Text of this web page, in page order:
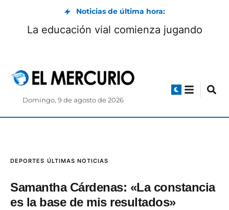
Noticias de última hora:
La educación vial comienza jugando
Domingo, 9 de agosto de 2026
DEPORTES ÚLTIMAS NOTICIAS
Samantha Cárdenas: «La constancia
es la base de mis resultados»